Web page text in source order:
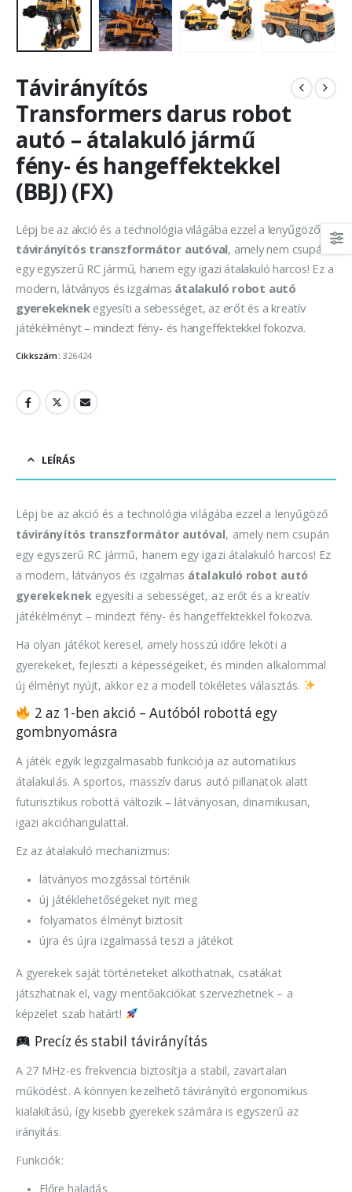
Távirányítós
Transformers darus robot
autó – átalakuló jármű
fény- és hangeffektekkel
(BBJ) (FX)
Lépj be az akció és a technológia világába ezzel a lenyűgöző
távirányítós transzformátor autóval, amely nem csupán
egy egyszerű RC jármű, hanem egy igazi átalakuló harcos! Ez a
modern, látványos és izgalmas átalakuló robot autó
gyerekeknekegyesíti a sebességet, az erőt és a kreatív
játékélményt – mindezt fény- és hangeffektekkel fokozva.
Cikkszám: 326424
LEÍRÁS
Lépj be az akció és a technológia világába ezzel a lenyűgöző
távirányítós transzformátor autóval, amely nem csupán
egy egyszerű RC jármű, hanem egy igazi átalakuló harcos! Ez
a modern, látványos és izgalmas átalakuló robot autó
gyerekeknekegyesíti a sebességet, az erőt és a kreatív
játékélményt – mindezt fény- és hangeffektekkel fokozva.
Ha olyan játékot keresel, amely hosszú időre leköti a
gyerekeket, fejleszti a képességeiket, és minden alkalommal
új élményt nyújt, akkor ez a modell tökéletes választás.
2 az 1-ben akció – Autóból robottá egy
gombnyomásra
A játék egyik legizgalmasabb funkciója az automatikus
átalakulás. A sportos, masszív darus autó pillanatok alatt
futurisztikus robottá változik – látványosan, dinamikusan,
igazi akcióhangulattal.
Ez az átalakuló mechanizmus:
látványos mozgással történik
új játéklehetőségeket nyit meg
folyamatos élményt biztosít
újra és újra izgalmassá teszi a játékot
A gyerekek saját történeteket alkothatnak, csatákat
játszhatnak el, vagy mentőakciókat szervezhetnek – a
képzelet szab határt!
Precíz és stabil távirányítás
A 27 MHz-es frekvencia biztosítja a stabil, zavartalan
működést. A könnyen kezelhető távirányító ergonomikus
kialakítású, így kisebb gyerekek számára is egyszerű az
irányítás.
Funkciók:
Előre haladás